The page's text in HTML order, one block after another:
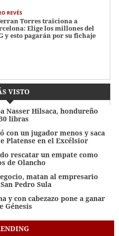
REVÉS
Torres traiciona a
Elige los millones del
y esto pagarán por su fichaje
VISTO
Nasser Hilsaca, hondureño
libras
con un jugador menos y saca
Platense en el Excélsior
rescatar un empate como
de Olancho
matan al empresario
Pedro Sula
y con cabezazo pone a ganar
Génesis